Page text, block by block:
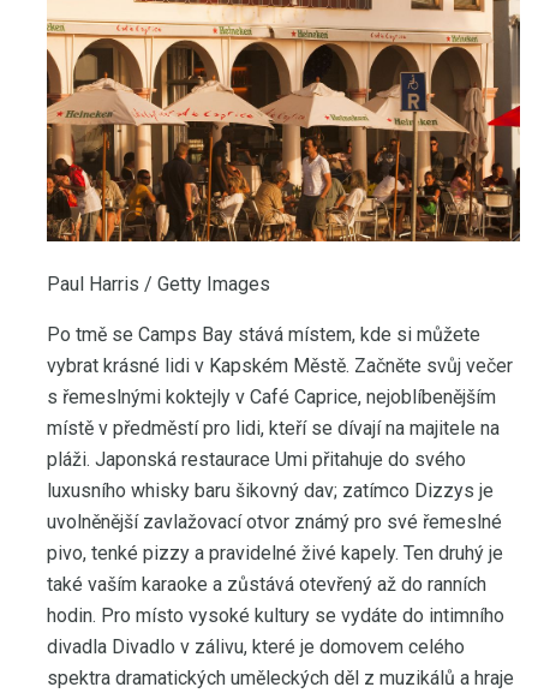
Paul Harris / Getty Images
Po tmě se Camps Bay stává místem, kde si můžete
vybrat krásné lidi v Kapském Městě. Začněte svůj večer
s řemeslnými koktejly v Café Caprice, nejoblíbenějším
místě v předměstí pro lidi, kteří se dívají na majitele na
pláži. Japonská restaurace Umi přitahuje do svého
luxusního whisky baru šikovný dav; zatímco Dizzys je
uvolněnější zavlažovací otvor známý pro své řemeslné
pivo, tenké pizzy a pravidelné živé kapely. Ten druhý je
také vaším karaoke a zůstává otevřený až do ranních
hodin. Pro místo vysoké kultury se vydáte do intimního
divadla Divadlo v zálivu, které je domovem celého
spektra dramatických uměleckých děl z muzikálů a hraje